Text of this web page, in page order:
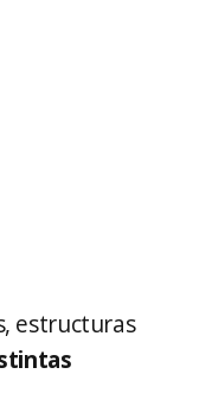
estructuras